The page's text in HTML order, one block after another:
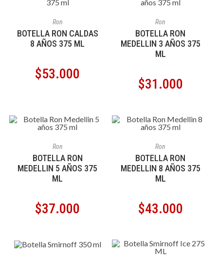
Ron
BOTELLA RON CALDAS
8 AÑOS 375 ML
$53.000
Ron
BOTELLA RON
MEDELLIN 3 AÑOS 375
ML
$31.000
Ron
BOTELLA RON
MEDELLIN 5 AÑOS 375
ML
$37.000
Ron
BOTELLA RON
MEDELLIN 8 AÑOS 375
ML
$43.000